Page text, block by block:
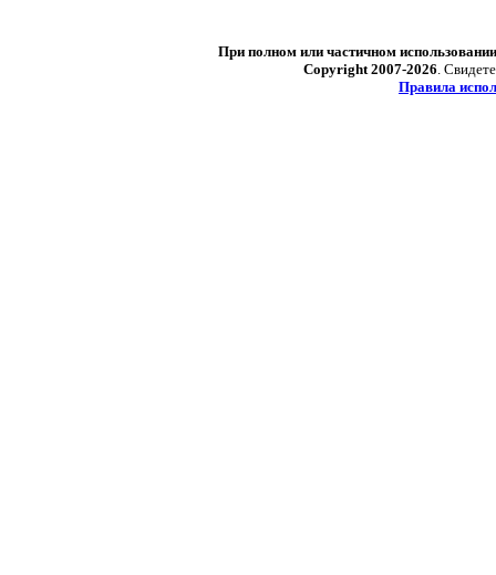
При полном или частичном
Copyright 2007-2026 .
Правила